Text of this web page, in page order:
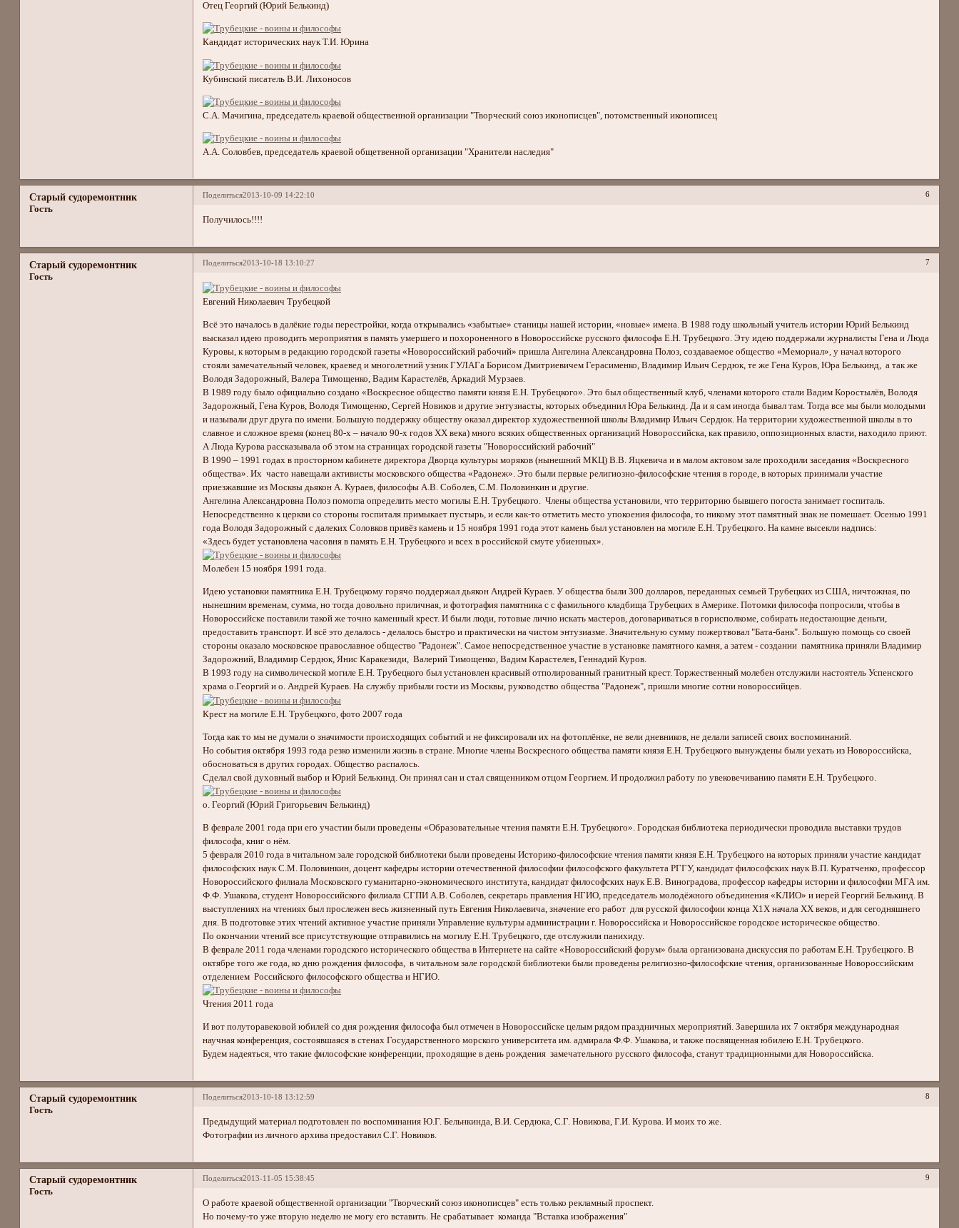
Отец Георгий (Юрий Белькинд)
Кандидат исторических наук Т.И. Юрина
Кубинский писатель В.И. Лихоносов
С.А. Мачигина, председатель краевой общественной организации "Творческий союз иконописцев", потомственный иконописец
А.А. Соловбев, председатель краевой общетвенной организации "Хранители наследия"
Поделиться 6
2013-10-09 14:22:10
Старый судоремонтник
Гость
Получилось!!!!
Поделиться 7
2013-10-18 13:10:27
Старый судоремонтник
Гость
Евгений Николаевич Трубецкой
Всё это началось в далёкие годы перестройки, когда открывались «забытые» станицы нашей истории, «новые» имена. В 1988 году школьный учитель истории Юрий Белькинд
высказал идею проводить мероприятия в память умершего и похороненного в Новороссийске русского философа Е.Н. Трубецкого. Эту идею поддержали журналисты Гена и Люда
Куровы, к которым в редакцию городской газеты «Новороссийский рабочий» пришла Ангелина Александровна Полоз, создаваемое общество «Мемориал», у начал которого
стояли замечательный человек, краевед и многолетний узник ГУЛАГа Борисом Дмитриевичем Герасименко, Владимир Ильич Сердюк, те же Гена Куров, Юра Белькинд, а так же
Володя Задорожный, Валера Тимощенко, Вадим Карастелёв, Аркадий Мурзаев.
В 1989 году было официально создано «Воскресное общество памяти князя Е.Н. Трубецкого». Это был общественный клуб, членами которого стали Вадим Коростылёв, Володя
Задорожный, Гена Куров, Володя Тимощенко, Сергей Новиков и другие энтузиасты, которых объединил Юра Белькинд. Да и я сам иногда бывал там. Тогда все мы были молодыми
и называли друг друга по имени. Большую поддержку обществу оказал директор художественной школы Владимир Ильич Сердюк. На территории художественной школы в то
славное и сложное время (конец 80-х – начало 90-х годов ХХ века) много всяких общественных организаций Новороссийска, как правило, оппозиционных власти, находило приют.
А Люда Курова рассказывала об этом на страницах городской газеты "Новороссийский рабочий"
В 1990 – 1991 годах в просторном кабинете директора Дворца культуры моряков (нынешний МКЦ) В.В. Яцкевича и в малом актовом зале проходили заседания «Воскресного
общества». Их часто навещали активисты московского общества «Радонеж». Это были первые религиозно-философские чтения в городе, в которых принимали участие
приезжавшие из Москвы дьякон А. Кураев, философы А.В. Соболев, С.М. Половинкин и другие.
Ангелина Александровна Полоз помогла определить место могилы Е.Н. Трубецкого. Члены общества установили, что территорию бывшего погоста занимает госпиталь.
Непосредственно к церкви со стороны госпиталя примыкает пустырь, и если как-то отметить место упокоения философа, то никому этот памятный знак не помешает. Осенью 1991
года Володя Задорожный с далеких Соловков привёз камень и 15 ноября 1991 года этот камень был установлен на могиле Е.Н. Трубецкого. На камне высекли надпись:
«Здесь будет установлена часовня в память Е.Н. Трубецкого и всех в российской смуте убиенных».
Молебен 15 ноября 1991 года.
Идею установки памятника Е.Н. Трубецкому горячо поддержал дьякон Андрей Кураев. У общества были 300 долларов, переданных семьей Трубецких из США, ничтожная, по
нынешним временам, сумма, но тогда довольно приличная, и фотография памятника с с фамильного кладбища Трубецких в Америке. Потомки философа попросили, чтобы в
Новороссийске поставили такой же точно каменный крест. И были люди, готовые лично искать мастеров, договариваться в горисполкоме, собирать недостающие деньги,
предоставить транспорт. И всё это делалось - делалось быстро и практически на чистом энтузиазме. Значительную сумму пожертвовал "Бата-банк". Большую помощь со своей
стороны оказало московское православное общество "Радонеж". Самое непосредственное участие в установке памятного камня, а затем - создании памятника приняли Владимир
Задорожний, Владимир Сердюк, Янис Каракезиди, Валерий Тимощенко, Вадим Карастелев, Геннадий Куров.
В 1993 году на символической могиле Е.Н. Трубецкого был установлен красивый отполированный гранитный крест. Торжественный молебен отслужили настоятель Успенского
храма о.Георгий и о. Андрей Кураев. На службу прибыли гости из Москвы, руководство общества "Радонеж", пришли многие сотни новороссийцев.
Крест на могиле Е.Н. Трубецкого, фото 2007 года
Тогда как то мы не думали о значимости происходящих событий и не фиксировали их на фотоплёнке, не вели дневников, не делали записей своих воспоминаний.
Но события октября 1993 года резко изменили жизнь в стране. Многие члены Воскресного общества памяти князя Е.Н. Трубецкого вынуждены были уехать из Новороссийска,
обосноваться в других городах. Общество распалось.
Сделал свой духовный выбор и Юрий Белькинд. Он принял сан и стал священником отцом Георгием. И продолжил работу по увековечиванию памяти Е.Н. Трубецкого.
о. Георгий (Юрий Григорьевич Белькинд)
В феврале 2001 года при его участии были проведены «Образовательные чтения памяти Е.Н. Трубецкого». Городская библиотека периодически проводила выставки трудов
философа, книг о нём.
5 февраля 2010 года в читальном зале городской библиотеки были проведены Историко-философские чтения памяти князя Е.Н. Трубецкого на которых приняли участие кандидат
философских наук С.М. Половинкин, доцент кафедры истории отечественной философии философского факультета РГГУ, кандидат философских наук В.П. Куратченко, профессор
Новороссийского филиала Московского гуманитарно-экономического института, кандидат философских наук Е.В. Виноградова, профессор кафедры истории и философии МГА им.
Ф.Ф. Ушакова, студент Новороссийского филиала СГПИ А.В. Соболев, секретарь правления НГИО, председатель молодёжного объединения «КЛИО» и иерей Георгий Белькинд. В
выступлениях на чтениях был прослежен весь жизненный путь Евгения Николаевича, значение его работ для русской философии конца Х1Х начала ХХ веков, и для сегодняшнего
дня. В подготовке этих чтений активное участие приняли Управление культуры администрации г. Новороссийска и Новороссийское городское историческое общество.
По окончании чтений все присутствующие отправились на могилу Е.Н. Трубецкого, где отслужили панихиду.
В феврале 2011 года членами городского исторического общества в Интернете на сайте «Новороссийский форум» была организована дискуссия по работам Е.Н. Трубецкого. В
октябре того же года, ко дню рождения философа, в читальном зале городской библиотеки были проведены религиозно-философские чтения, организованные Новороссийским
отделением Российского философского общества и НГИО.
Чтения 2011 года
И вот полуторавековой юбилей со дня рождения философа был отмечен в Новороссийске целым рядом праздничных мероприятий. Завершила их 7 октября международная
научная конференция, состоявшаяся в стенах Государственного морского университета им. адмирала Ф.Ф. Ушакова, и также посвященная юбилею Е.Н. Трубецкого.
Будем надеяться, что такие философские конференции, проходящие в день рождения замечательного русского философа, станут традиционными для Новороссийска.
Поделиться 8
2013-10-18 13:12:59
Старый судоремонтник
Гость
Предыдущий материал подготовлен по воспоминания Ю.Г. Бельнкинда, В.И. Сердюка, С.Г. Новикова, Г.И. Курова. И моих то же.
Фотографии из личного архива предоставил С.Г. Новиков.
Поделиться 9
2013-11-05 15:38:45
Старый судоремонтник
Гость
О работе краевой общественной организации "Творческий союз иконописцев" есть только рекламный проспект.
Но почему-то уже вторую неделю не могу его вставить. Не срабатывает команда "Вставка изображения"